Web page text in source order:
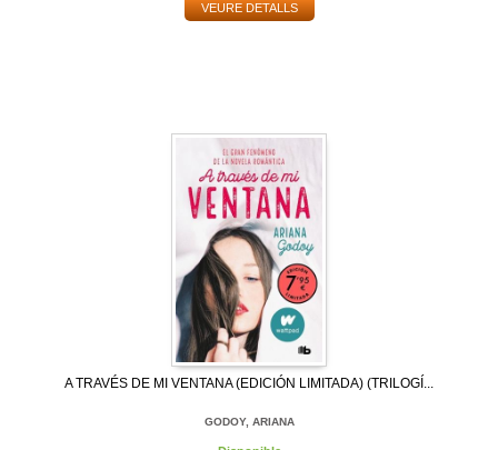
VEURE DETALLS
A TRAVÉS DE MI VENTANA (EDICIÓN LIMITADA) (TRILOGÍ...
GODOY, ARIANA